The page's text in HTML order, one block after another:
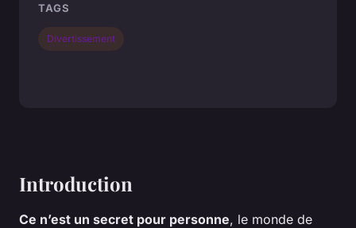
Introduction
Ce n’est un secret pour personne, le monde de
TAGS
Divertissement